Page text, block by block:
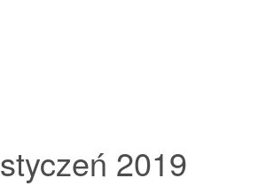
styczeń 2019